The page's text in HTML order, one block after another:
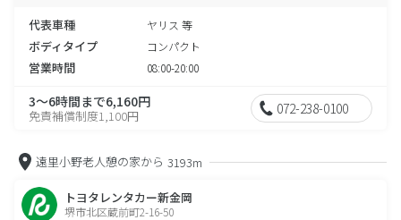
代表車種 ヤリス 等
ボディタイプ コンパクト
営業時間 08:00-20:00
3～6時間まで6,160円
免責補償制度1,100円 072-238-0100
遠里小野老人憩の家から 3193m
トヨタレンタカー新金岡
堺市北区蔵前町2-16-50